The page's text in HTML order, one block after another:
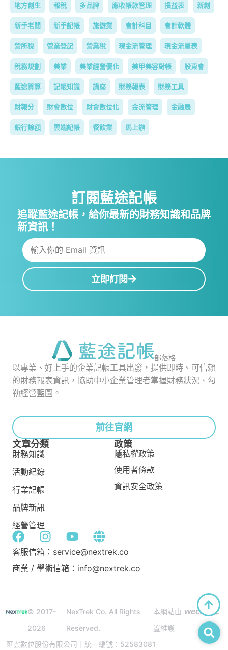
地方創生 報稅 多品牌 應收帳款管理 損益表 新創
新手老闆 新手記帳 旅遊業 會計科目 會計軟體
營所稅 營業登記 營業稅 現金流管理 現金流量表
稅務規劃 美業 美業經營優化 美甲美容對帳 股東會
藍途算算 記帳知識 講座 財務報表 財務工具
財報分 財會數位 財會數位化 金流管理 金融展
銀行餘額 雲端記帳 餐飲業 馬上辦
訂閱藍途記帳
追蹤藍途記帳，給你最新的財務知識和品牌
新資訊！
立即訂閱
部落格
以專業、好上手的企業記帳工具出發，提供即時、可信賴
的財務報表資訊，協助中小企業管理者掌握財務狀況、勾
勒經營藍圖。
前往官網
文章分類
財務知識
活動紀錄
行業記帳
品牌新訊
經營管理
政策
隱私權政策
使用者條款
資訊安全政策
客服信箱：service@nextrek.co
商業 / 學術信箱：info@nextrek.co
© 2017-
2026
NexTrek Co. All Rights
Reserved.
本網站由 wecan 建
置維護
匯雲數位股份有限公司｜統一編號：52583081